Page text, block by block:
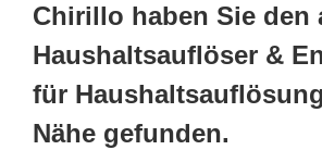
Chirillo haben Sie den
Haushaltsauflöser &
für
Nähe gefunden.